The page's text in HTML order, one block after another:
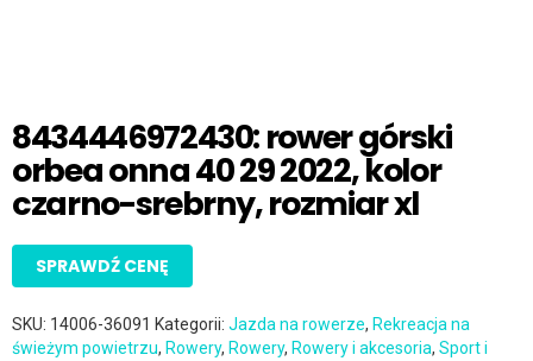
8434446972430: rower górski
orbea onna 40 29 2022, kolor
czarno-srebrny, rozmiar xl
SPRAWDŹ CENĘ
SKU: 14006-36091 Kategorii: Jazda na rowerze, Rekreacja na
świeżym powietrzu, Rowery, Rowery, Rowery i akcesoria, Sport i